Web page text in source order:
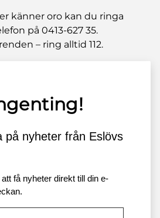
känner oro kan du ringa
på 0413-627 35.
– ring alltid 112.
på nyheter från Eslövs
få nyheter direkt till din e-